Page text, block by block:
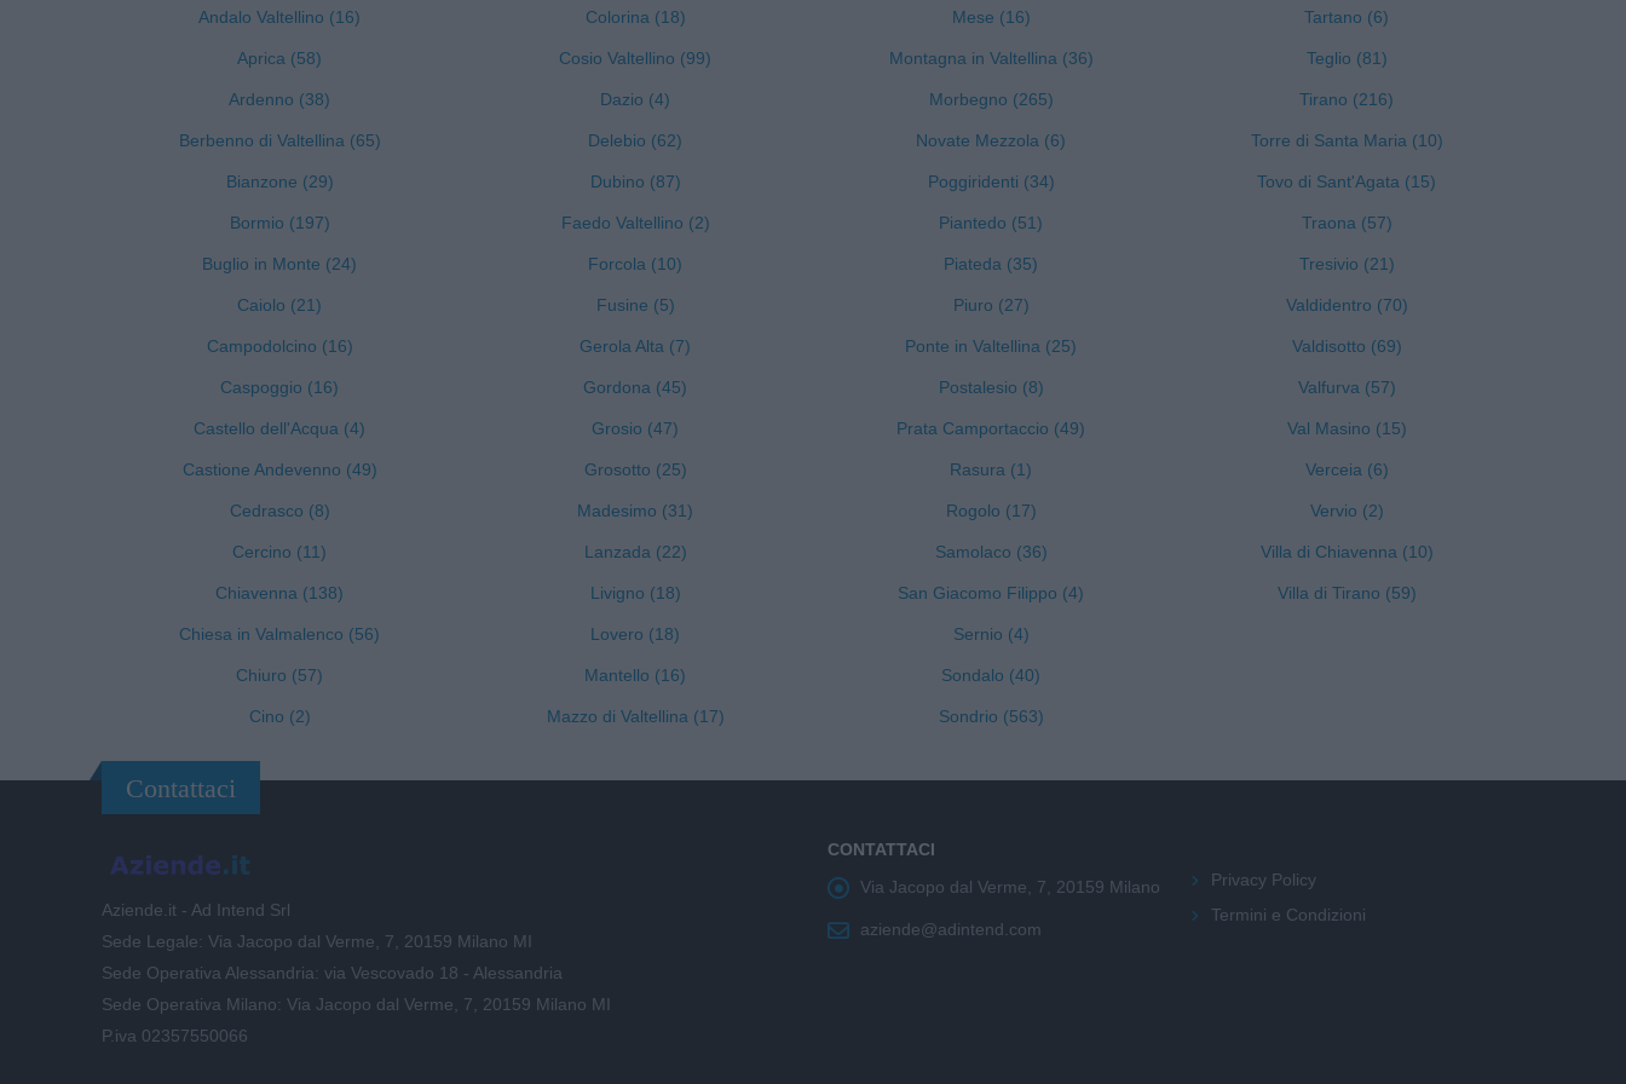
Andalo Valtellino (16)
Aprica (58)
Ardenno (38)
Berbenno di Valtellina (65)
Bianzone (29)
Bormio (197)
Buglio in Monte (24)
Caiolo (21)
Campodolcino (16)
Caspoggio (16)
Castello dell'Acqua (4)
Castione Andevenno (49)
Cedrasco (8)
Cercino (11)
Chiavenna (138)
Chiesa in Valmalenco (56)
Chiuro (57)
Cino (2)
Colorina (18)
Cosio Valtellino (99)
Dazio (4)
Delebio (62)
Dubino (87)
Faedo Valtellino (2)
Forcola (10)
Fusine (5)
Gerola Alta (7)
Gordona (45)
Grosio (47)
Grosotto (25)
Madesimo (31)
Lanzada (22)
Livigno (18)
Lovero (18)
Mantello (16)
Mazzo di Valtellina (17)
Mese (16)
Montagna in Valtellina (36)
Morbegno (265)
Novate Mezzola (6)
Poggiridenti (34)
Piantedo (51)
Piateda (35)
Piuro (27)
Ponte in Valtellina (25)
Postalesio (8)
Prata Camportaccio (49)
Rasura (1)
Rogolo (17)
Samolaco (36)
San Giacomo Filippo (4)
Sernio (4)
Sondalo (40)
Sondrio (563)
Tartano (6)
Teglio (81)
Tirano (216)
Torre di Santa Maria (10)
Tovo di Sant'Agata (15)
Traona (57)
Tresivio (21)
Valdidentro (70)
Valdisotto (69)
Valfurva (57)
Val Masino (15)
Verceia (6)
Vervio (2)
Villa di Chiavenna (10)
Villa di Tirano (59)
Contattaci
Aziende.it - Ad Intend Srl
Sede Legale: Via Jacopo dal Verme, 7, 20159 Milano MI
Sede Operativa Alessandria: via Vescovado 18 - Alessandria
Sede Operativa Milano: Via Jacopo dal Verme, 7, 20159 Milano MI
P.iva 02357550066
CONTATTACI
Via Jacopo dal Verme, 7, 20159 Milano
aziende@adintend.com
Privacy Policy
Termini e Condizioni